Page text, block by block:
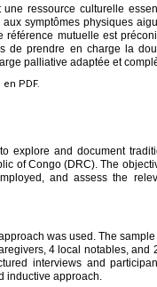
une ressource culturelle
symptômes physiques
référence mutuelle est
de prendre en charge la
palliative adaptée et
PDF.
explore and document
of Congo (DRC). The
and assess the
was used. The
4 local notables, and
interviews and
inductive approach.